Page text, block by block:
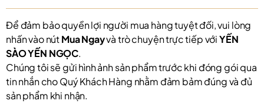
Để đảm bảo quyền lợi người mua hàng tuyệt đối, vui lòng
nhấn vào nútMua Ngayvà trò chuyện trực tiếp vớiYẾN
SÀO YẾN NGỌC.
Chúng tôi sẽ gửi hình ảnh sản phẩm trước khi đóng gói qua
tin nhắn cho Quý Khách Hàng nhằm đảm bảm đúng và đủ
sản phẩm khi nhận.